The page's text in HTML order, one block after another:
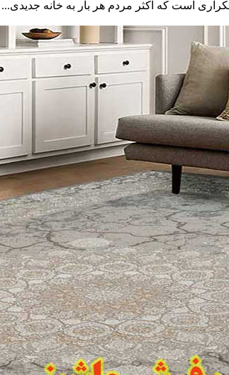
است که اکثر مردم هر بار به خانه جدیدی...